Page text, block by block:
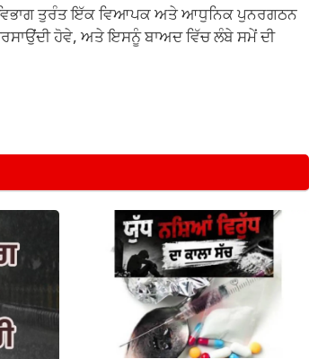
ਵਿਭਾਗ ਤੁਰੰਤ ਇੱਕ ਵਿਆਪਕ ਅਤੇ ਆਧੁਨਿਕ ਪੁਨਰਗਠਨ
ਹੋਵੇ, ਅਤੇ ਇਸਨੂੰ ਬਾਅਦ ਵਿੱਚ ਲੰਬੇ ਸਮੇਂ ਦੀ